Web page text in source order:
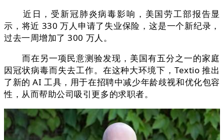
近日，受新冠肺炎病毒影响，美国劳工部报告显
示，将近 330 万人申请了失业保险，这是一个新纪录，
过去一周增加了 300 万人。
而在另一项民意测验发现，美国有五分之一的家庭
因冠状病毒而失去工作。在这种大环境下，Textio 推出
了新的 AI 工具，用于在招聘中减少年龄歧视和优化包容
性，从而帮助公司吸引更多的求职者。